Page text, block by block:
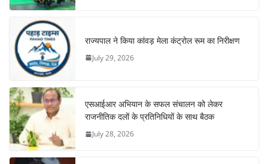
राज्यपाल ने किया कांवड़ मेला कंट्रोल रूम का निरीक्षण
July 29, 2026
एसआईआर अभियान के सफल संचालन को लेकर
राजनीतिक दलों के प्रतिनिधियों के साथ बैठक
July 28, 2026